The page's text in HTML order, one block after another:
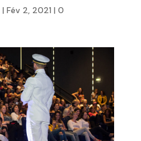
| Fév 2, 2021 | 0